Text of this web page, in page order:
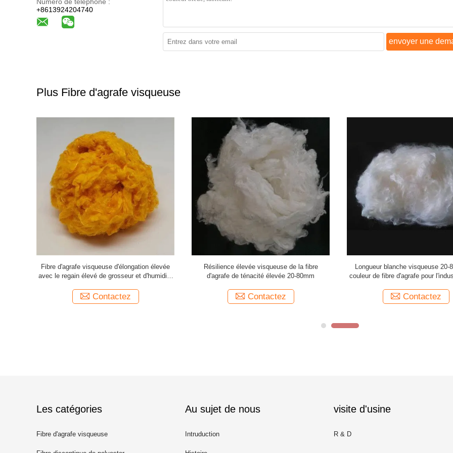
+8613924204740
envoyer une
Plus Fibre d'agrafe visqueuse
Fibre d'agrafe visqueuse d'élongation élevée
avec le regain élevé de grosseur et d'humidité
Contactez
Résilience élevée visqueuse de la fibre
d'agrafe de ténacité élevée 20-80mm
Contactez
Longueur blanche visqueuse 20-
couleur de fibre d'agrafe pour
Contactez
Les catégories
Fibre d'agrafe visqueuse
Au sujet de nous
Intruduction
visite d'usine
R & D